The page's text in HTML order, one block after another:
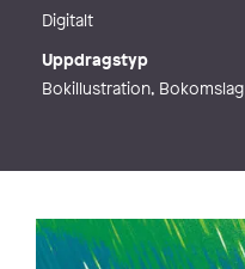
Digitalt
Uppdragstyp
Bokillustration, Bokomslag